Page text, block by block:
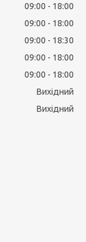
09:00
18:00
09:00
18:00
09:00
18:30
09:00
18:00
09:00
18:00
Вихідний
Вихідний